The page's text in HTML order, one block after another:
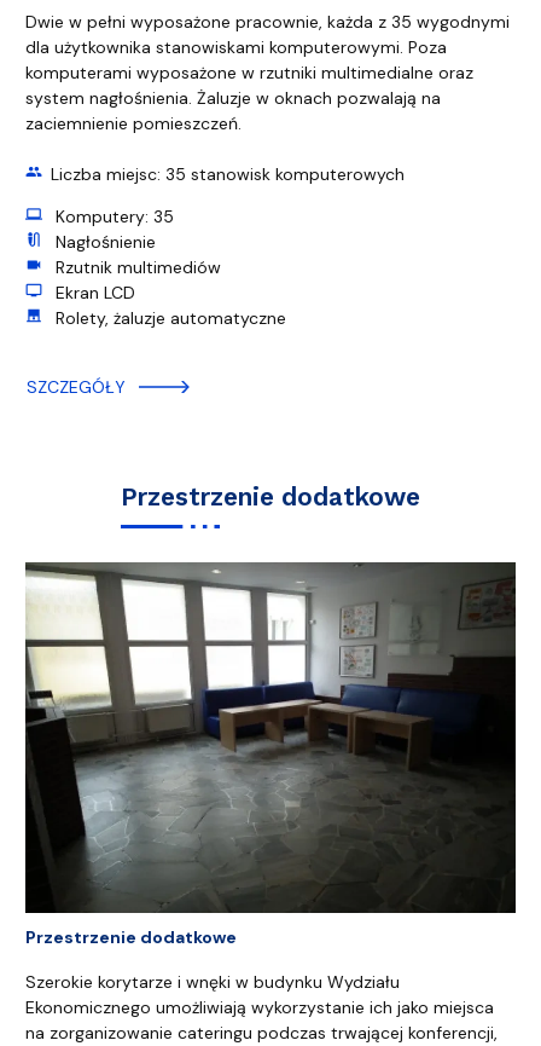
Dwie w pełni wyposażone pracownie, każda z 35 wygodnymi
dla użytkownika stanowiskami komputerowymi. Poza
komputerami wyposażone w rzutniki multimedialne oraz
system nagłośnienia. Żaluzje w oknach pozwalają na
zaciemnienie pomieszczeń.
group Liczba miejsc: 35 stanowisk komputerowych
computer Komputery: 35
mic_external_on Nagłośnienie
videocam Rzutnik multimediów
tv Ekran LCD
roller_shades Rolety, żaluzje automatyczne
SZCZEGÓŁY
Przestrzenie dodatkowe
Przestrzenie dodatkowe
Szerokie korytarze i wnęki w budynku Wydziału
Ekonomicznego umożliwiają wykorzystanie ich jako miejsca
na zorganizowanie cateringu podczas trwającej konferencji,